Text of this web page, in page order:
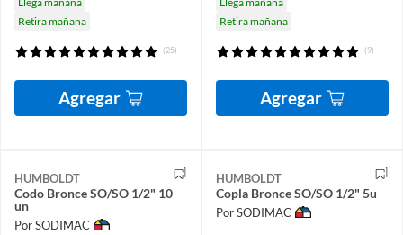
Retira mañana
(25)
Agregar
Retira mañana
(9)
Agregar
HUMBOLDT
Codo Bronce SO/SO 1/2" 10
un
Por SODIMAC
HUMBOLDT
Copla Bronce SO/SO 1/2" 5u
Por SODIMAC